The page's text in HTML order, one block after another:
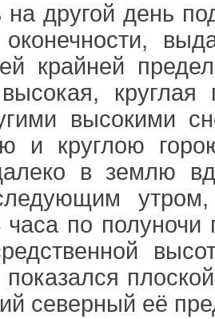
на другой день
крайней
высокая,
высокими
и круглою
в землю
следующим
по полуночи
показался
северный её